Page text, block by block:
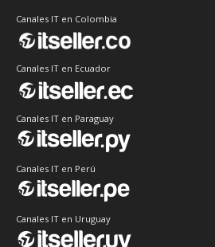
Canales IT en Colombia
Canales IT en Ecuador
Canales IT en Paraguay
Canales IT en Perú
Canales IT en Uruguay